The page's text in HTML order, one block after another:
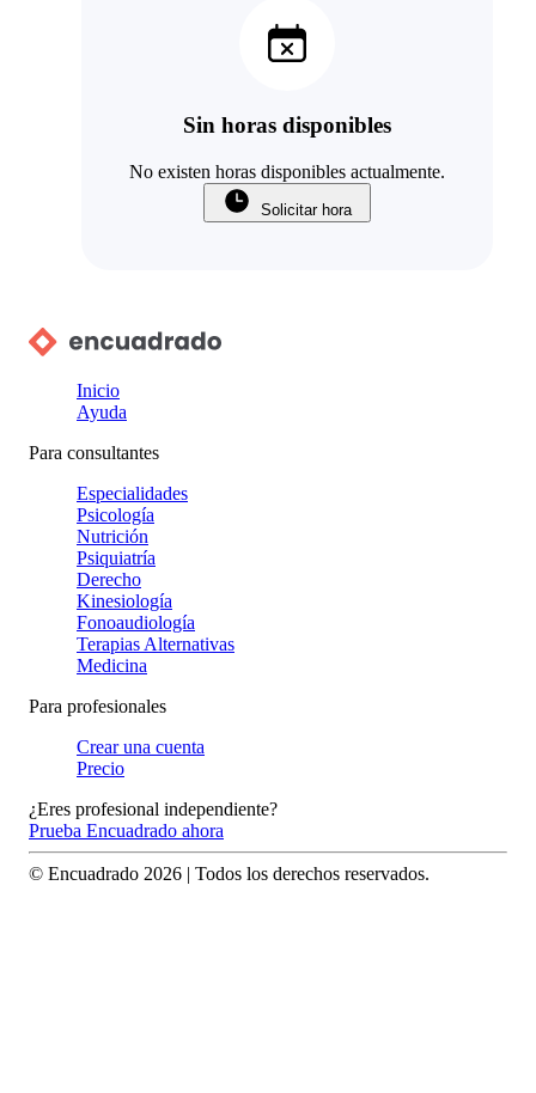
Sin horas disponibles
No existen horas disponibles actualmente.
Solicitar hora
Inicio
Ayuda
Para consultantes
Especialidades
Psicología
Nutrición
Psiquiatría
Derecho
Kinesiología
Fonoaudiología
Terapias Alternativas
Medicina
Para profesionales
Crear una cuenta
Precio
¿Eres profesional independiente?
Prueba Encuadrado ahora
© Encuadrado 2026 | Todos los derechos reservados.